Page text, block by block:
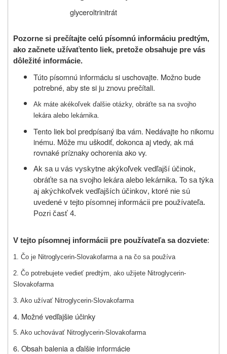
glyceroltrinitrát
Pozorne si prečítajte celú písomnú informáciu predtým,
ako začnete užívaťtento liek, pretože obsahuje pre vás
dôležité informácie.
Túto písomnú informáciu si uschovajte. Možno bude
potrebné, aby ste si ju znovu prečítali.
Ak máte akékoľvek ďalšie otázky, obráťte sa na svojho
lekára alebo lekárnika.
Tento liek bol predpísaný iba vám. Nedávajte ho nikomu
inému. Môže mu uškodiť, dokonca aj vtedy, ak má
rovnaké príznaky ochorenia ako vy.
Ak sa u vás vyskytne akýkoľvek vedľajší účinok,
obráťte sa na svojho lekára alebo lekárnika. To sa týka
aj akýchkoľvek vedľajších účinkov, ktoré nie sú
uvedené v tejto písomnej informácii pre používateľa.
Pozri časť 4.
V tejto písomnej informácii pre používateľa sa dozviete:
1. Čo je Nitroglycerin-Slovakofarma a na čo sa používa
2. Čo potrebujete vedieť predtým, ako užijete Nitroglycerin-
Slovakofarma
3. Ako užívať Nitroglycerin-Slovakofarma
4. Možné vedľajšie účinky
5. Ako uchovávať Nitroglycerin-Slovakofarma
6. Obsah balenia a ďalšie informácie